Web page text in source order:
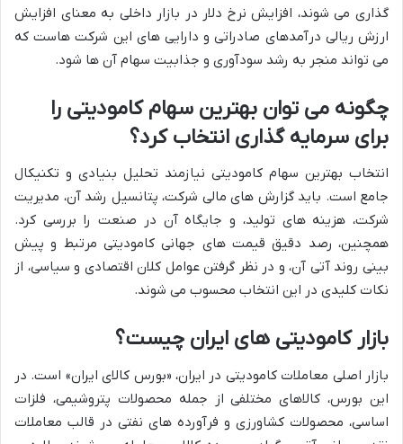
گذاری می شوند، افزایش نرخ دلار در بازار داخلی به معنای افزایش
ارزش ریالی درآمدهای صادراتی و دارایی های این شرکت هاست که
می تواند منجر به رشد سودآوری و جذابیت سهام آن ها شود.
چگونه می توان بهترین سهام کامودیتی را
برای سرمایه گذاری انتخاب کرد؟
انتخاب بهترین سهام کامودیتی نیازمند تحلیل بنیادی و تکنیکال
جامع است. باید گزارش های مالی شرکت، پتانسیل رشد آن، مدیریت
شرکت، هزینه های تولید، و جایگاه آن در صنعت را بررسی کرد.
همچنین، رصد دقیق قیمت های جهانی کامودیتی مرتبط و پیش
بینی روند آتی آن، و در نظر گرفتن عوامل کلان اقتصادی و سیاسی، از
نکات کلیدی در این انتخاب محسوب می شوند.
بازار کامودیتی های ایران چیست؟
بازار اصلی معاملات کامودیتی در ایران، «بورس کالای ایران» است. در
این بورس، کالاهای مختلفی از جمله محصولات پتروشیمی، فلزات
اساسی، محصولات کشاورزی و فرآورده های نفتی در قالب معاملات